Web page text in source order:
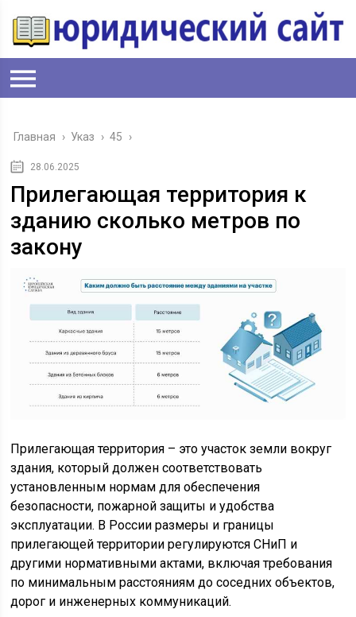
Главная › Указ › 45 ›
28.06.2025
Прилегающая территория к
зданию сколько метров по
закону
Прилегающая территория – это участок земли вокруг
здания, который должен соответствовать
установленным нормам для обеспечения
безопасности, пожарной защиты и удобства
эксплуатации. В России размеры и границы
прилегающей территории регулируются СНиП и
другими нормативными актами, включая требования
по минимальным расстояниям до соседних объектов,
дорог и инженерных коммуникаций.